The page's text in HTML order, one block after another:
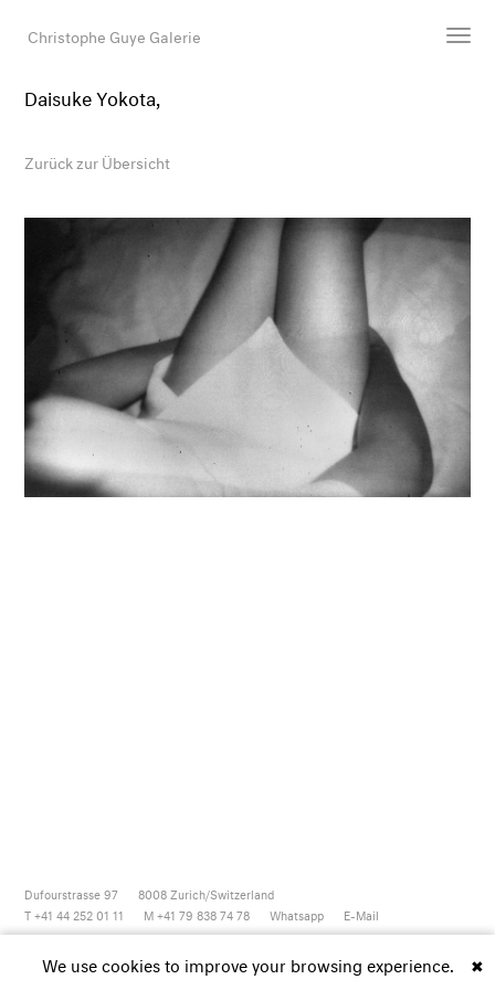
Christophe Guye Galerie
Newsroom
Shop
Galerie
Suche
E-Mail
Daisuke Yokota,
Zurück zur Übersicht
Dufourstrasse 97 8008 Zurich/Switzerland
T +41 44 252 01 11
M +41 79 838 74 78 Whatsapp E-Mail
Newsletter Instagram Vimeo Youtube ✖
We use cookies to improve your browsing experience.